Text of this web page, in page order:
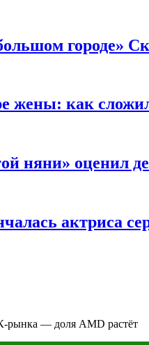
городе»
жены: как
няни» оценил
актриса
рынка — доля AMD растёт